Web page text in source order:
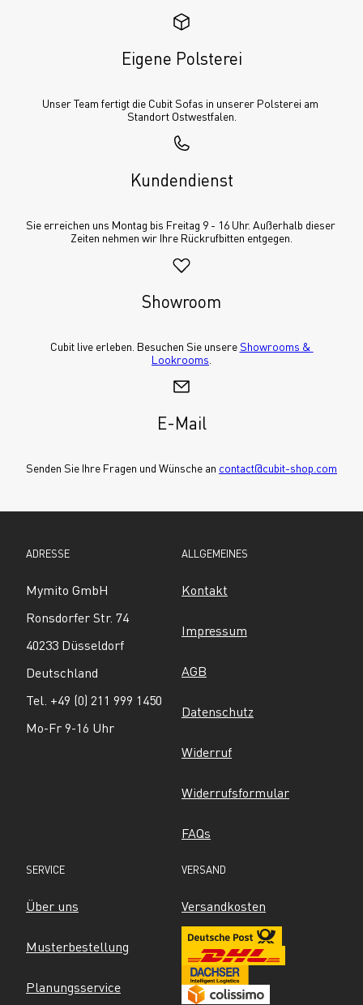
Eigene Polsterei
Unser Team fertigt die Cubit Sofas in unserer Polsterei am
Standort Ostwestfalen.
Kundendienst
Sie erreichen uns Montag bis Freitag 9 - 16 Uhr. Außerhalb dieser
Zeiten nehmen wir Ihre Rückrufbitten entgegen.
Showroom
Cubit live erleben. Besuchen Sie unsere Showrooms &
Lookrooms
E-Mail
Senden Sie Ihre Fragen und Wünsche an contact@cubit-shop.com
ADRESSE
Mymito GmbH
Ronsdorfer Str. 74
40233 Düsseldorf
Deutschland
Tel. +49 (0) 211 999 1450
Mo-Fr 9-16 Uhr
ALLGEMEINES
Kontakt
Impressum
AGB
Datenschutz
Widerruf
Widerrufsformular
FAQs
SERVICE
Über uns
Musterbestellung
Planungsservice
VERSAND
Versandkosten